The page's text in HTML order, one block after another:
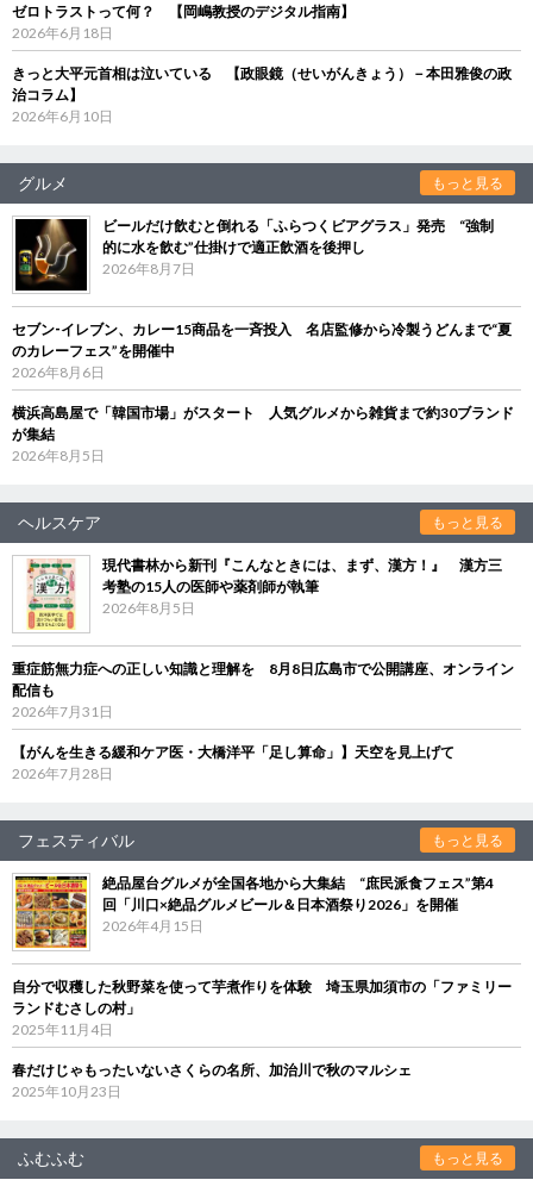
ゼロトラストって何？ 【岡嶋教授のデジタル指南】
2026年6月18日
きっと大平元首相は泣いている 【政眼鏡（せいがんきょう）－本田雅俊の政
治コラム】
2026年6月10日
グルメ もっと見る
ビールだけ飲むと倒れる「ふらつくビアグラス」発売 “強制
的に水を飲む”仕掛けで適正飲酒を後押し
2026年8月7日
セブン‐イレブン、カレー15商品を一斉投入 名店監修から冷製うどんまで“夏
のカレーフェス”を開催中
2026年8月6日
横浜高島屋で「韓国市場」がスタート 人気グルメから雑貨まで約30ブランド
が集結
2026年8月5日
ヘルスケア もっと見る
現代書林から新刊『こんなときには、まず、漢方！』 漢方三
考塾の15人の医師や薬剤師が執筆
2026年8月5日
重症筋無力症への正しい知識と理解を 8月8日広島市で公開講座、オンライン
配信も
2026年7月31日
【がんを生きる緩和ケア医・大橋洋平「足し算命」】天空を見上げて
2026年7月28日
フェスティバル もっと見る
絶品屋台グルメが全国各地から大集結 “庶民派食フェス”第4
回「川口×絶品グルメビール＆日本酒祭り2026」を開催
2026年4月15日
自分で収穫した秋野菜を使って芋煮作りを体験 埼玉県加須市の「ファミリー
ランドむさしの村」
2025年11月4日
春だけじゃもったいないさくらの名所、加治川で秋のマルシェ
2025年10月23日
ふむふむ もっと見る